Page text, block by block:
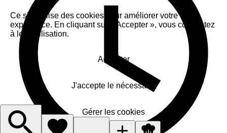
Ce site utilise des cookies pour améliorer votre
expérience. En cliquant sur « Accepter », vous consentez
à leur utilisation.
Accepter
J'accepte le nécessaire
Gérer les cookies